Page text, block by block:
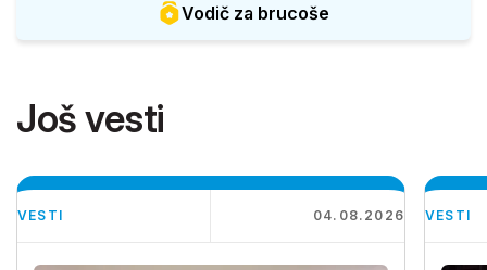
Vodič za brucoše
Još vesti
VESTI 04.08.2026 VESTI